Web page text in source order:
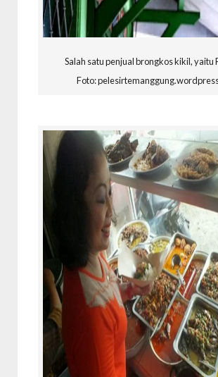
Salah satu penjual brongkos kikil, yaitu
Foto: